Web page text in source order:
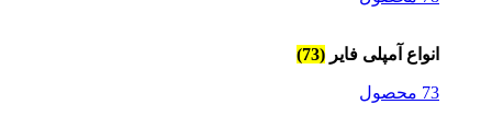
انواع آمپلی فایر (73)
73 محصول